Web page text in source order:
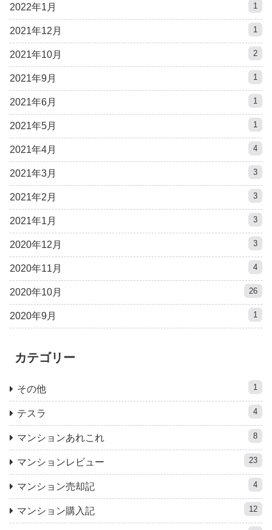
2022年1月 1
2021年12月 1
2021年10月 2
2021年9月 1
2021年6月 1
2021年5月 1
2021年4月 4
2021年3月 3
2021年2月 3
2021年1月 3
2020年12月 3
2020年11月 4
2020年10月 26
2020年9月 1
カテゴリー
その他 1
テスラ 4
マンションあれこれ 8
マンションレビュー 23
マンション売却記 4
マンション購入記 12